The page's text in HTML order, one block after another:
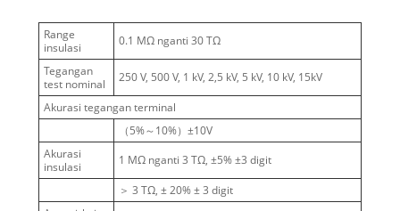
Range
insulasi
0.1 MΩ nganti 30 TΩ
Tegangan
test nominal
250 V, 500 V, 1 kV, 2,5 kV, 5 kV, 10 kV, 15kV
Akurasi tegangan terminal
（5%～10%）±10V
Akurasi
insulasi
1 MΩ nganti 3 TΩ, ±5% ±3 digit
＞ 3 TΩ, ± 20% ± 3 digit